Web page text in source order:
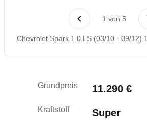
Laufende Kosten 1 von 5
Chevrolet Spark 1.0 LS (03/10 - 09/12) 1
Grundpreis 11.290 €
Kraftstoff Super